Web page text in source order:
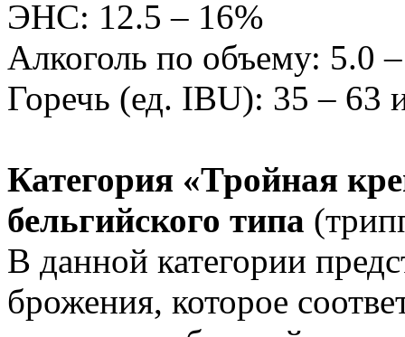
ЭНС: 12.5 – 16%
Алкоголь по объему: 5.0
Горечь (ед. IBU): 35 – 63
Категория «Тройная
бельгийского типа
В данной категории
брожения, которое